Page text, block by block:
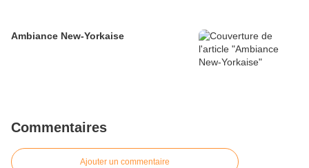
Ambiance New-Yorkaise
Commentaires
Ajouter un commentaire